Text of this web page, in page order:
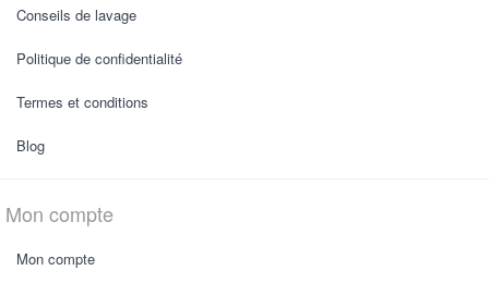
Conseils de lavage
Politique de confidentialité
Termes et conditions
Blog
Mon compte
Mon compte